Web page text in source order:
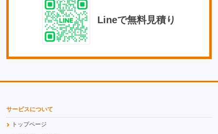
Lineで無料見積り
サービスについて
トップページ